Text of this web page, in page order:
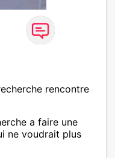
rencontre
a faire une
ne voudrait plus